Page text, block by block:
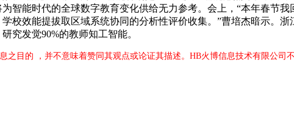
智能时代的全球数字教育变化供给无力参考。会上，“本年春节
校效能提拔取区域系统协同的分析性评价收集。”曹培杰暗示。
究发觉90%的教师知工智能。
目的 ，并不意味着赞同其观点或论证其描述。HB火博信息技术有限公司不